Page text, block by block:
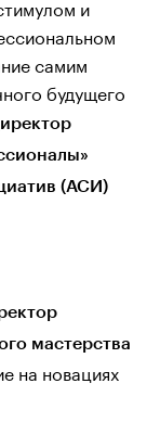
и
самим
будущего
(АСИ)
мастерства
на новациях